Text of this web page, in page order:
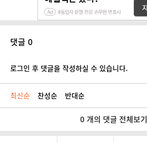
댓글 0
로그인 후 댓글을 작성하실 수 있습니다.
최신순 찬성순 반대순
0 개의 댓글 전체보기